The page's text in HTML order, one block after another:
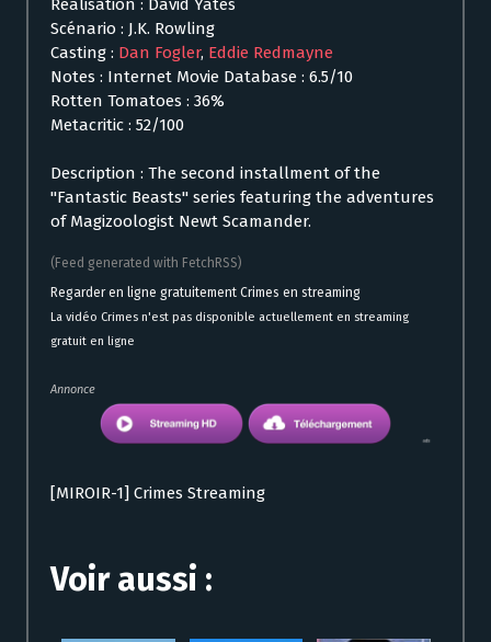
Réalisation : David Yates
Scénario : J.K. Rowling
Casting : Dan Fogler, Eddie Redmayne
Notes : Internet Movie Database : 6.5/10
Rotten Tomatoes : 36%
Metacritic : 52/100
Description : The second installment of the
"Fantastic Beasts" series featuring the adventures
of Magizoologist Newt Scamander.
(Feed generated with FetchRSS)
Regarder en ligne gratuitement Crimes en streaming
La vidéo Crimes n'est pas disponible actuellement en streaming
gratuit en ligne
Annonce
[MIROIR-1] Crimes Streaming
Voir aussi :